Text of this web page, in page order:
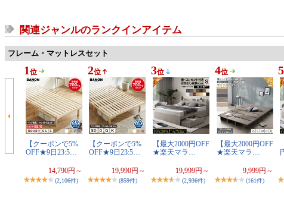
関連ジャンルのランクインアイテム
フレーム・マットレスセット
1 位
【クーポンで5%
OFF★9日23:5…
14,790円～
(2,106件)
2位
【クーポンで5%
OFF★9日23:5…
19,990円～
(859件)
3位
【最大2000円OFF
★楽天マラ…
19,999円～
(2,936件)
4位
【最大2000円OFF
★楽天マラ…
9,999円～
(161件)
5